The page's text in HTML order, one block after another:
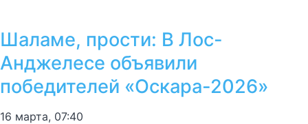
Шаламе, прости: В Лос-
Анджелесе объявили
победителей «Оскара-2026»
16 марта, 07:40